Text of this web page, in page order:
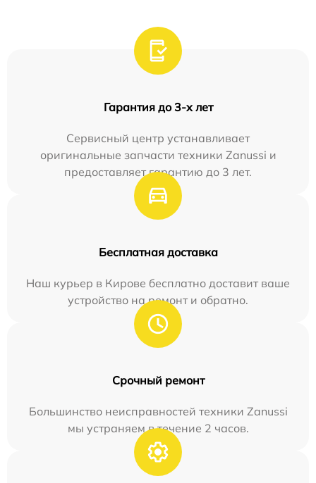
Гарантия до 3-х лет
Сервисный центр устанавливает
оригинальные запчасти техники Zanussi и
предоставляет гарантию до 3 лет.
Бесплатная доставка
Наш курьер в Кирове бесплатно доставит ваше
устройство на ремонт и обратно.
Срочный ремонт
Большинство неисправностей техники Zanussi
мы устраняем в течение 2 часов.